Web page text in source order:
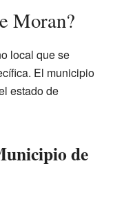
Moran?
local que se
El municipio
estado de
de